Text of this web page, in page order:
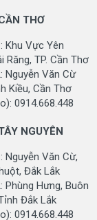
THƠ
Khu Vực Yên
Răng, TP. Cần Thơ
Nguyễn Văn Cừ
Kiều, Cần Thơ
0914.668.448
NGUYÊN
Nguyễn Văn Cừ,
Đắk Lắk
Phùng Hưng, Buôn
Đắk Lắk
0914.668.448